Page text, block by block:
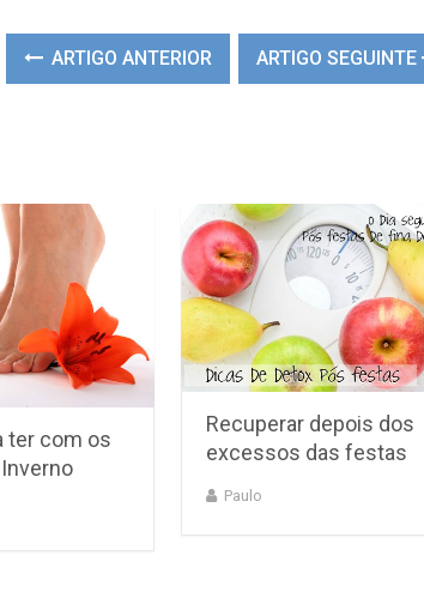
ARTIGO ANTERIOR ARTIGO SEGUINTE
ter com os
Recuperar depois dos
excessos das festas
Paulo